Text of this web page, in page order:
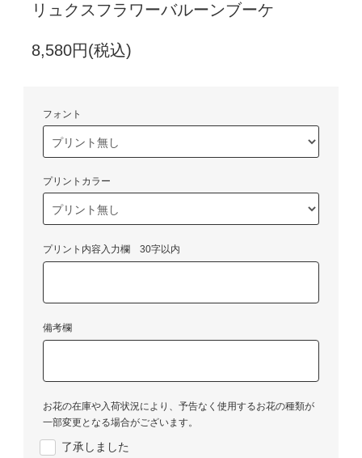
リュクスフラワーバルーンブーケ
8,580円(税込)
フォント
プリントカラー
プリント内容入力欄 30字以内
備考欄
お花の在庫や入荷状況により、予告なく使用するお花の種類が
一部変更となる場合がございます。
了承しました